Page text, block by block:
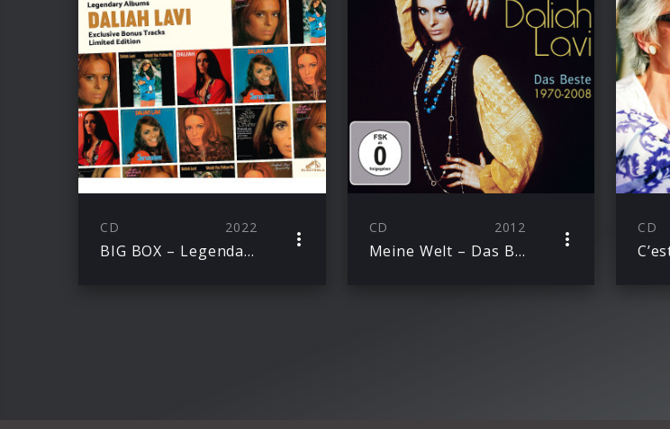
CD 2022
BIG BOX – Legendary Albums
CD 2012
Meine Welt – Das Beste 1970–2008
CD